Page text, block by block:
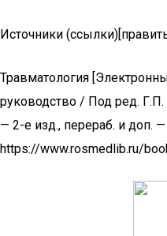
Источники
Травматология
руководство / Под ред.
— 2-е изд., перераб. и доп.
https://www.rosmedlib.ru/